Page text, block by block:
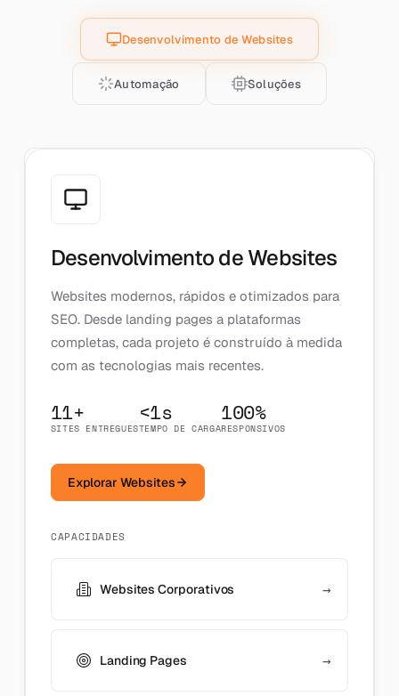
Desenvolvimento de Websites
Automação Soluções
Desenvolvimento de Websites
Websites modernos, rápidos e otimizados para
SEO. Desde landing pages a plataformas
completas, cada projeto é construído à medida
com as tecnologias mais recentes.
11+
SITES ENTREGUES
<1s
TEMPO DE CARGA
100%
RESPONSIVOS
Explorar Websites
CAPACIDADES
Websites Corporativos →
Landing Pages →